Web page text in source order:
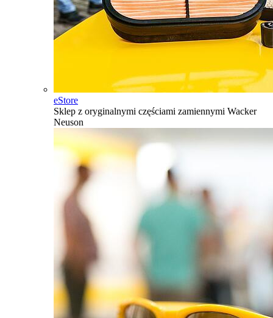
eStore
Sklep z oryginalnymi częściami zamiennymi Wacker
Neuson